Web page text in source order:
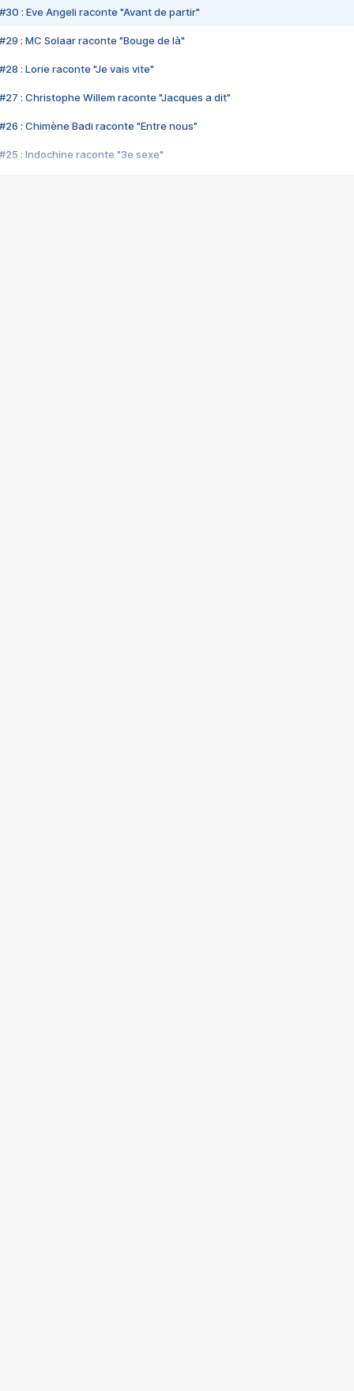
#30 : Eve Angeli raconte "Avant de partir"
#29 : MC Solaar raconte "Bouge de là"
#28 : Lorie raconte "Je vais vite"
#27 : Christophe Willem raconte "Jacques a dit"
#26 : Chimène Badi raconte "Entre nous"
#25 : Indochine raconte "3e sexe"